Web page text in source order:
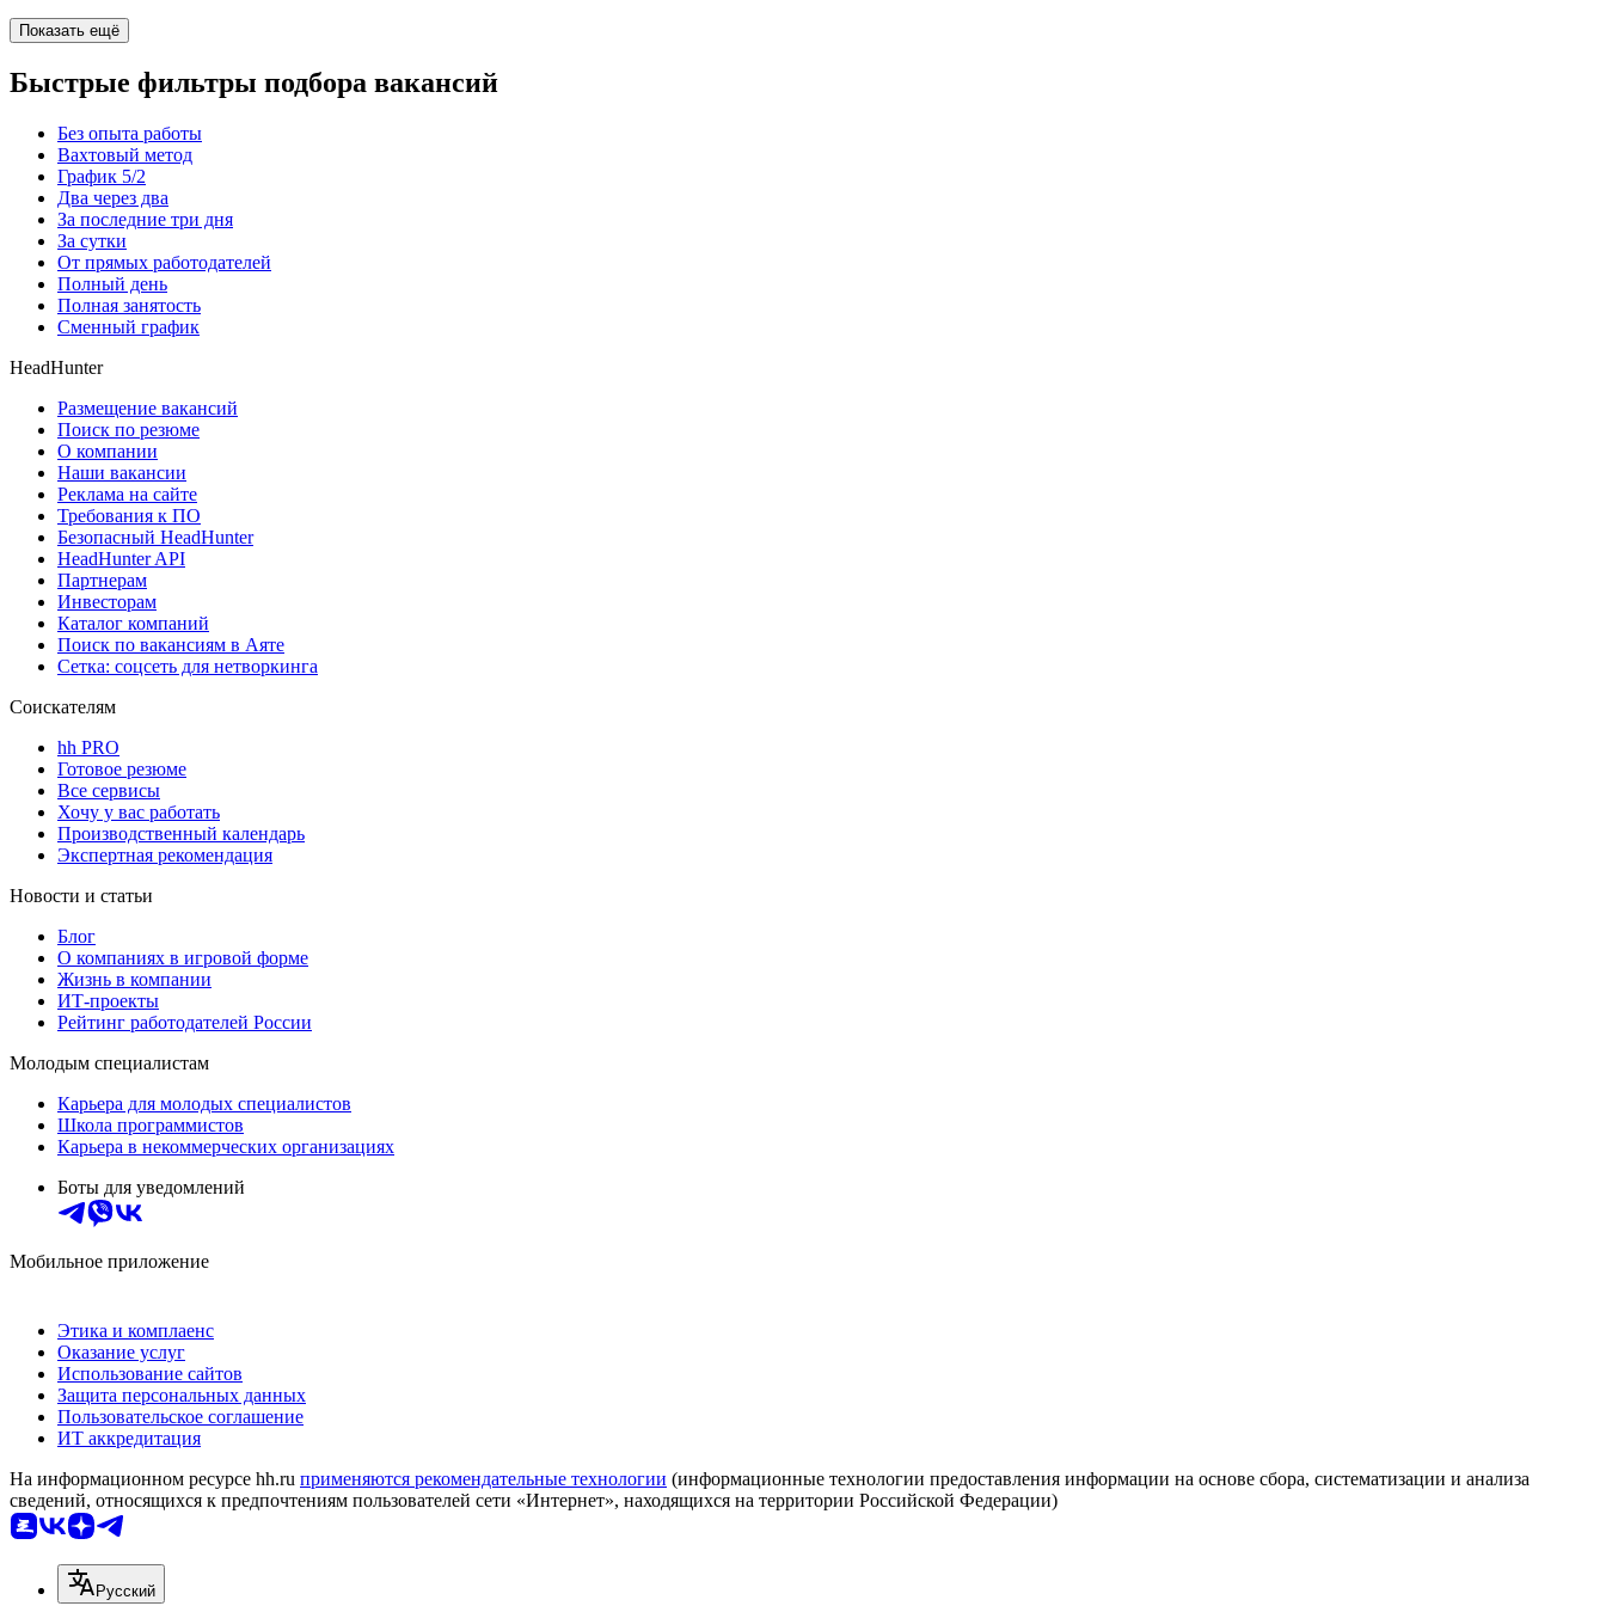
Показать ещё
Быстрые фильтры подбора вакансий
Без опыта работы
Вахтовый метод
График 5/2
Два через два
За последние три дня
За сутки
От прямых работодателей
Полный день
Полная занятость
Сменный график
HeadHunter
Размещение вакансий
Поиск по резюме
О компании
Наши вакансии
Реклама на сайте
Требования к ПО
Безопасный HeadHunter
HeadHunter API
Партнерам
Инвесторам
Каталог компаний
Поиск по вакансиям в Аяте
Сетка: соцсеть для нетворкинга
Соискателям
hh PRO
Готовое резюме
Все сервисы
Хочу у вас работать
Производственный календарь
Экспертная рекомендация
Новости и статьи
Блог
О компаниях в игровой форме
Жизнь в компании
ИТ-проекты
Рейтинг работодателей России
Молодым специалистам
Карьера для молодых специалистов
Школа программистов
Карьера в некоммерческих организациях
Боты для уведомлений
Мобильное приложение
Этика и комплаенс
Оказание услуг
Использование сайтов
Защита персональных данных
Пользовательское соглашение
ИТ аккредитация
На информационном ресурсе hh.ru применяются рекомендательные технологии (информационные технологии предоставления информации на основе сбора, систематизации и анализа
сведений, относящихся к предпочтениям пользователей сети «Интернет», находящихся на территории Российской Федерации)
Русский